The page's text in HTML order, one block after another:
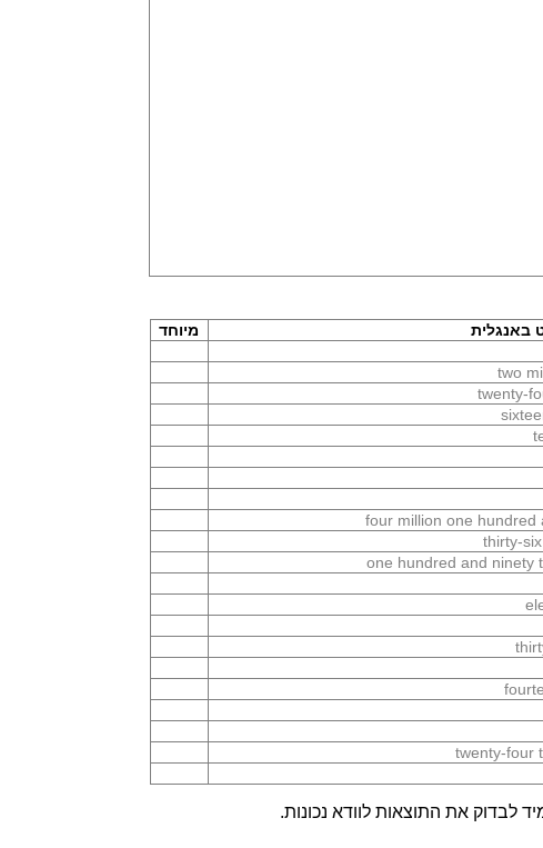
באנגלית
מיוחד
two
twenty-
four million one hundred
thirty-
one hundred and ninety
twenty-four
לבדוק את התוצאות לוודא נכונות.